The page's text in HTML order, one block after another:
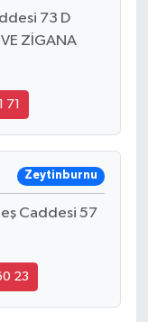
73 D
VE ZİGANA
71
Zeytinburnu
Caddesi 57
23